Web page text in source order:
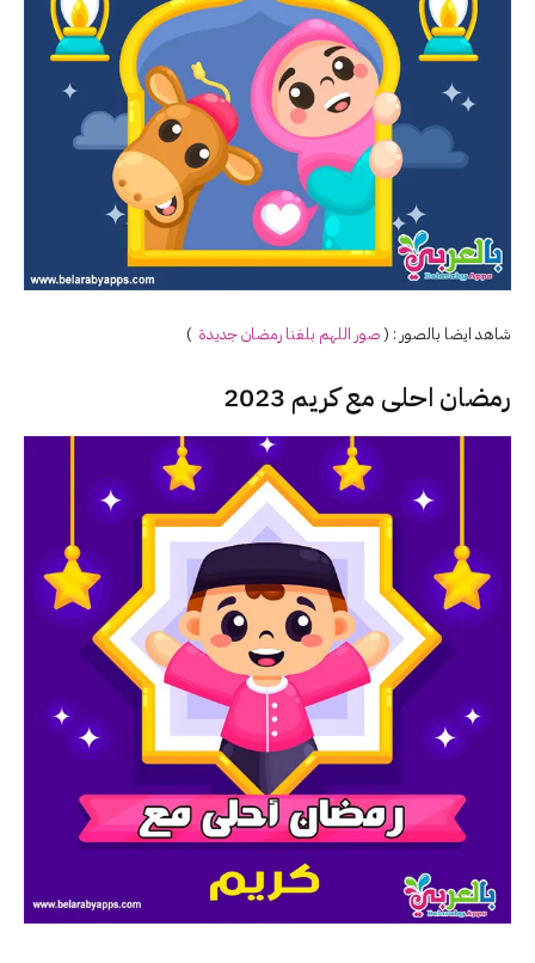
شاهد ايضا بالصور : (صور اللهم بلغنا رمضان جديدة )
رمضان احلى مع كريم 2023